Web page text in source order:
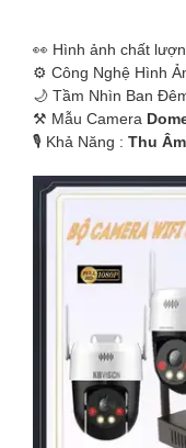
️👀 Hình ảnh chất
⚙ Công Nghệ Hình
🌙 Tầm Nhìn Ban
⚒ Mẫu Camera
️🎙 Khả Năng : Thu